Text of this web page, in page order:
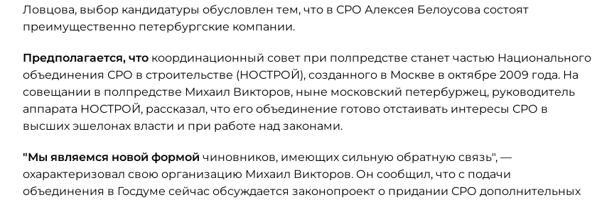
Ловцова, выбор кандидатуры обусловлен тем, что в СРО Алексея Белоусова состоят
преимущественно петербургские компании.
Предполагается, что координационный совет при полпредстве станет частью Национального
объединения СРО в строительстве (НОСТРОЙ), созданного в Москве в октябре 2009 года. На
совещании в полпредстве Михаил Викторов, ныне московский петербуржец, руководитель
аппарата НОСТРОЙ, рассказал, что его объединение готово отстаивать интересы СРО в
высших эшелонах власти и при работе над законами.
"Мы являемся новой формой чиновников, имеющих сильную обратную связь", —
охарактеризовал свою организацию Михаил Викторов. Он сообщил, что с подачи
объединения в Госдуме сейчас обсуждается законопроект о придании СРО дополнительных